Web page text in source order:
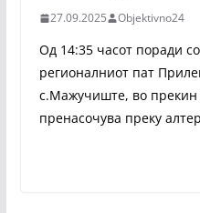
27.09.2025 Objektivno24
Од 14:35 часот поради
регионалниот пат
с.Мажучиште, во прекин
пренасочува преку